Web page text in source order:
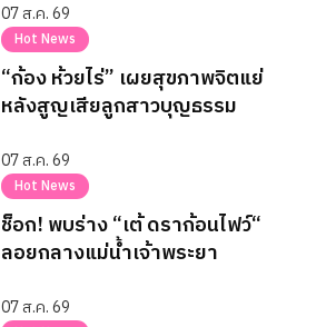
07 ส.ค. 69
Hot News
“ก้อง ห้วยไร่” เผยสุขภาพจิตแย่
หลังสูญเสียลูกสาวบุญธรรม
07 ส.ค. 69
Hot News
ช็อก! พบร่าง “เต้ ดราก้อนไฟว์“
ลอยกลางแม่น้ำเจ้าพระยา
07 ส.ค. 69